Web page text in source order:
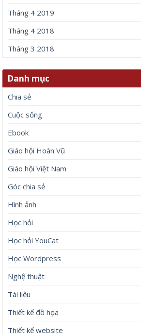
Tháng 4 2019
Tháng 4 2018
Tháng 3 2018
Danh mục
Chia sẻ
Cuộc sống
Ebook
Giáo hội Hoàn Vũ
Giáo hội Việt Nam
Góc chia sẻ
Hình ảnh
Học hỏi
Học hỏi YouCat
Học Wordpress
Nghệ thuật
Tài liệu
Thiết kế đồ họa
Thiết kế website